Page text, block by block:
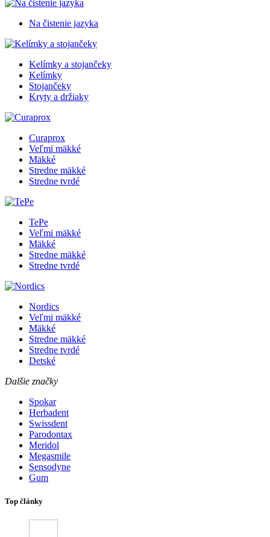
Na čistenie jazyka
Kelímky a stojančeky
Kelímky
Stojančeky
Kryty a držiaky
Curaprox
Veľmi mäkké
Mäkké
Stredne mäkké
Stredne tvrdé
TePe
Veľmi mäkké
Mäkké
Stredne mäkké
Stredne tvrdé
Nordics
Veľmi mäkké
Mäkké
Stredne mäkké
Stredne tvrdé
Detské
Dalšie značky
Spokar
Herbadent
Swissdent
Parodontax
Meridol
Megasmile
Sensodyne
Gum
Top články